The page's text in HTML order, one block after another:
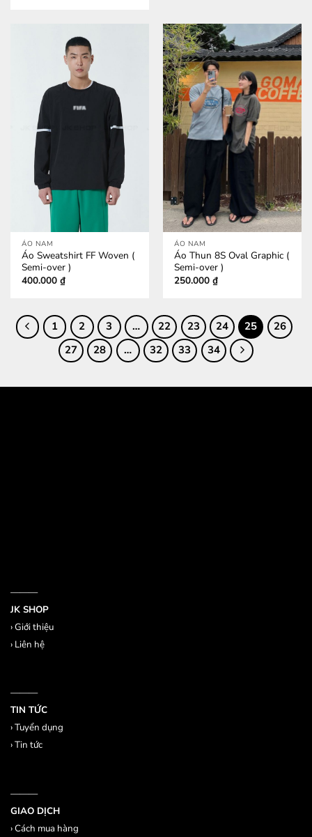
ÁO NAM
Áo Sweatshirt FF Woven (
Semi-over )
400.000₫
ÁO NAM
Áo Thun 8S Oval Graphic (
Semi-over )
250.000₫
1 2 3 … 22 23 24 25
26
27
28 … 32 33 34
———
JK SHOP
›Giới thiệu
› Liên hệ
———
TIN TỨC
›Tuyển dụng
›Tin tức
———
GIAO DỊCH
›Cách mua hàng